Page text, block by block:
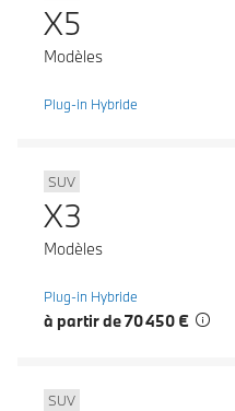
X5
Modèles
Plug-in Hybride
SUV
X3
Modèles
Plug-in Hybride
à partir de 70 450 €
SUV